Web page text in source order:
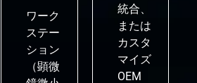
ワーク
ステー
ション
（顕微
統合、
または
カスタ
マイズ
OEM